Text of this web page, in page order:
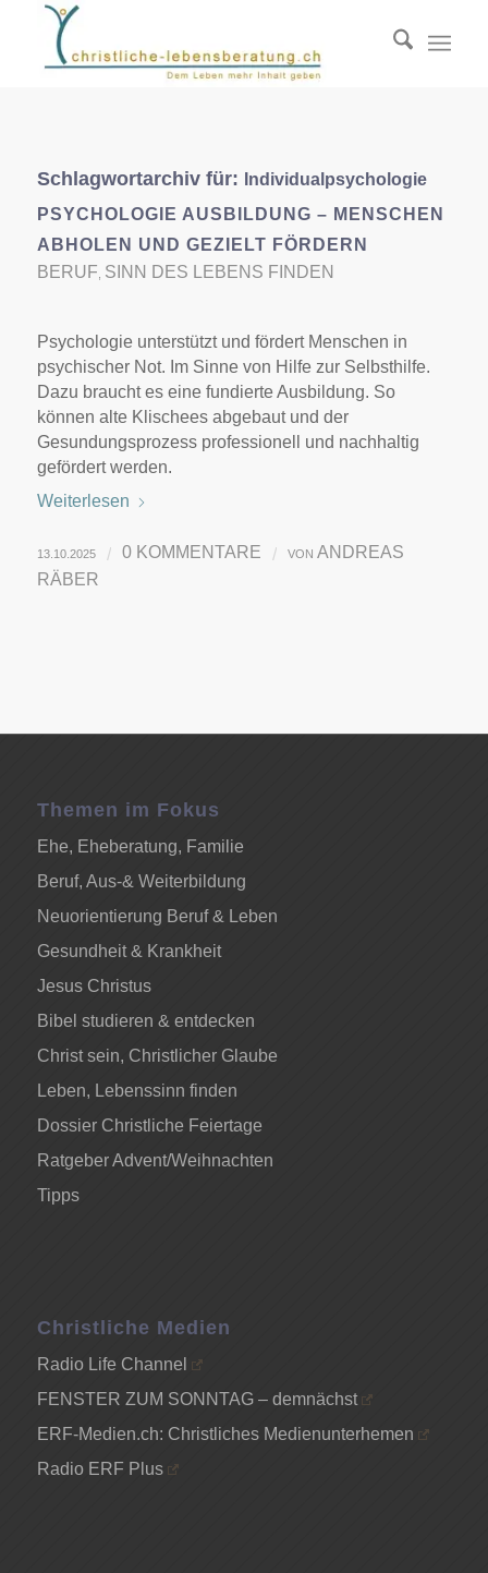
Schlagwortarchiv für:
Individualpsychologie
PSYCHOLOGIE AUSBILDUNG – MENSCHEN
ABHOLEN UND GEZIELT FÖRDERN
BERUF SINN DES LEBENS FINDEN
Psychologie unterstützt und fördert Menschen in
psychischer Not. Im Sinne von Hilfe zur Selbsthilfe.
Dazu braucht es eine fundierte Ausbildung. So
können alte Klischees abgebaut und der
Gesundungsprozess professionell und nachhaltig
gefördert werden.
Weiterlesen
13.10.2025 / 0 KOMMENTARE / VON ANDREAS
RÄBER
Themen im Fokus
Ehe, Eheberatung, Familie
Beruf, Aus-& Weiterbildung
Neuorientierung Beruf & Leben
Gesundheit & Krankheit
Jesus Christus
Bibel studieren & entdecken
Christ sein, Christlicher Glaube
Leben, Lebenssinn finden
Dossier Christliche Feiertage
Ratgeber Advent/Weihnachten
Tipps
Christliche Medien
Radio Life Channel
FENSTER ZUM SONNTAG – demnächst
ERF-Medien.ch: Christliches Medienunterhemen
Radio ERF Plus